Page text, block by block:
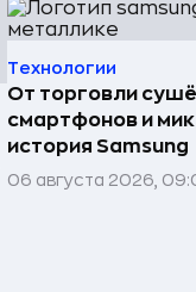
Технологии
От торговли
смартфонов и
история Samsung
06 августа 2026,